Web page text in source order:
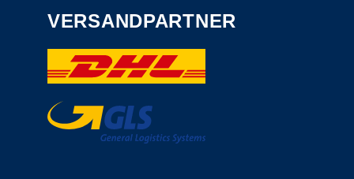
VERSANDPARTNER